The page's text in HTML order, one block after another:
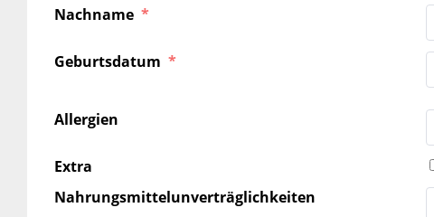
Nachname
Geburtsdatum
Allergien
Extra
Nahrungsmittelunverträglichkeiten